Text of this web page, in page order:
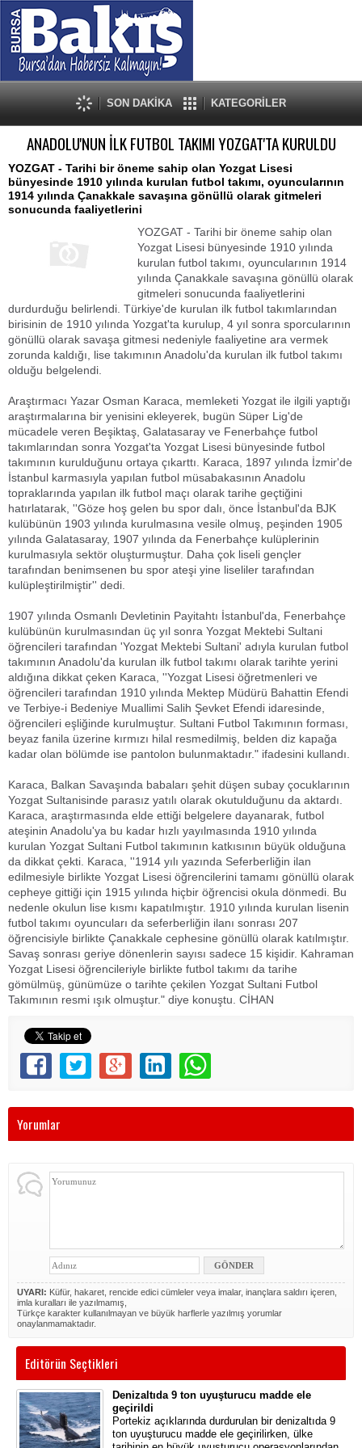
SON DAKİKA KATEGORİLER
ANADOLU'NUN İLK FUTBOL TAKIMI YOZGAT'TA KURULDU
YOZGAT - Tarihi bir öneme sahip olan Yozgat Lisesi
bünyesinde 1910 yılında kurulan futbol takımı, oyuncularının
1914 yılında Çanakkale savaşına gönüllü olarak gitmeleri
sonucunda faaliyetlerini
YOZGAT - Tarihi bir öneme sahip olan
Yozgat Lisesi bünyesinde 1910 yılında
kurulan futbol takımı, oyuncularının 1914
yılında Çanakkale savaşına gönüllü olarak
gitmeleri sonucunda faaliyetlerini
durdurduğu belirlendi. Türkiye'de kurulan ilk futbol takımlarından
birisinin de 1910 yılında Yozgat'ta kurulup, 4 yıl sonra sporcularının
gönüllü olarak savaşa gitmesi nedeniyle faaliyetine ara vermek
zorunda kaldığı, lise takımının Anadolu'da kurulan ilk futbol takımı
olduğu belgelendi.
Araştırmacı Yazar Osman Karaca, memleketi Yozgat ile ilgili yaptığı
araştırmalarına bir yenisini ekleyerek, bugün Süper Lig'de
mücadele veren Beşiktaş, Galatasaray ve Fenerbahçe futbol
takımlarından sonra Yozgat'ta Yozgat Lisesi bünyesinde futbol
takımının kurulduğunu ortaya çıkarttı. Karaca, 1897 yılında İzmir'de
İstanbul karmasıyla yapılan futbol müsabakasının Anadolu
topraklarında yapılan ilk futbol maçı olarak tarihe geçtiğini
hatırlatarak, ''Göze hoş gelen bu spor dalı, önce İstanbul'da BJK
kulübünün 1903 yılında kurulmasına vesile olmuş, peşinden 1905
yılında Galatasaray, 1907 yılında da Fenerbahçe kulüplerinin
kurulmasıyla sektör oluşturmuştur. Daha çok liseli gençler
tarafından benimsenen bu spor ateşi yine liseliler tarafından
kulüpleştirilmiştir'' dedi.
1907 yılında Osmanlı Devletinin Payitahtı İstanbul'da, Fenerbahçe
kulübünün kurulmasından üç yıl sonra Yozgat Mektebi Sultani
öğrencileri tarafından 'Yozgat Mektebi Sultani' adıyla kurulan futbol
takımının Anadolu'da kurulan ilk futbol takımı olarak tarihte yerini
aldığına dikkat çeken Karaca, ''Yozgat Lisesi öğretmenleri ve
öğrencileri tarafından 1910 yılında Mektep Müdürü Bahattin Efendi
ve Terbiye-i Bedeniye Muallimi Salih Şevket Efendi idaresinde,
öğrencileri eşliğinde kurulmuştur. Sultani Futbol Takımının forması,
beyaz fanila üzerine kırmızı hilal resmedilmiş, belden diz kapağa
kadar olan bölümde ise pantolon bulunmaktadır." ifadesini kullandı.
Karaca, Balkan Savaşında babaları şehit düşen subay çocuklarının
Yozgat Sultanisinde parasız yatılı olarak okutulduğunu da aktardı.
Karaca, araştırmasında elde ettiği belgelere dayanarak, futbol
ateşinin Anadolu'ya bu kadar hızlı yayılmasında 1910 yılında
kurulan Yozgat Sultani Futbol takımının katkısının büyük olduğuna
da dikkat çekti. Karaca, ''1914 yılı yazında Seferberliğin ilan
edilmesiyle birlikte Yozgat Lisesi öğrencilerini tamamı gönüllü olarak
cepheye gittiği için 1915 yılında hiçbir öğrencisi okula dönmedi. Bu
nedenle okulun lise kısmı kapatılmıştır. 1910 yılında kurulan lisenin
futbol takımı oyuncuları da seferberliğin ilanı sonrası 207
öğrencisiyle birlikte Çanakkale cephesine gönüllü olarak katılmıştır.
Savaş sonrası geriye dönenlerin sayısı sadece 15 kişidir. Kahraman
Yozgat Lisesi öğrencileriyle birlikte futbol takımı da tarihe
gömülmüş, günümüze o tarihte çekilen Yozgat Sultani Futbol
Takımının resmi ışık olmuştur." diye konuştu. CİHAN
Yorumlar
UYARI: Küfür, hakaret, rencide edici cümleler veya imalar, inançlara saldırı içeren,
imla kuralları ile yazılmamış,
Türkçe karakter kullanılmayan ve büyük harflerle yazılmış yorumlar
onaylanmamaktadır.
Editörün Seçtikleri
Denizaltıda 9 ton uyuşturucu madde ele
geçirildi
Portekiz açıklarında durdurulan bir denizaltıda 9
ton uyuşturucu madde ele geçirilirken, ülke